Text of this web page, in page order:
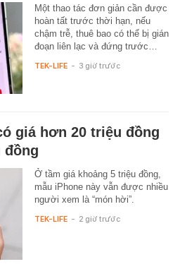
Một thao tác đơn giản cần được
hoàn tất trước thời hạn, nếu
chậm trễ, thuê bao có thể bị gián
đoạn liên lạc và đứng trước…
TEK-LIFE - 3 giờ trước
giá hơn 20 triệu đồng
đồng
Ở tầm giá khoảng 5 triệu đồng,
mẫu iPhone này vẫn được nhiều
người xem là “món hời”.
TEK-LIFE - 2 giờ trước